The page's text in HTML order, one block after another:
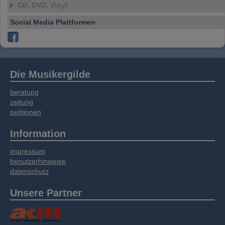
CD, DVD, Vinyl
Social Media Plattformen
Die Musikergilde
beratung
zeitung
petitionen
Information
impressum
benutzerhinweise
datenschutz
Unsere Partner